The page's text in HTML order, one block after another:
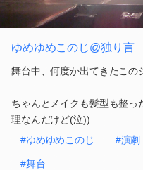
ゆめゆめこのじ@独り言
舞台中、何度か出てきたこの
ちゃんとメイクも髪型も整
理なんだけど(泣))
#ゆめゆめこのじ
#演劇
#舞台